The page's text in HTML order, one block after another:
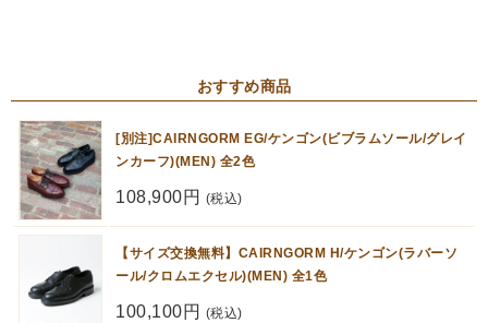
おすすめ商品
[別注]CAIRNGORM EG/ケンゴン(ビブラムソール/グレイ
ンカーフ)(MEN) 全2色
108,900円 (税込)
【サイズ交換無料】CAIRNGORM H/ケンゴン(ラバーソ
ール/クロムエクセル)(MEN) 全1色
100,100円 (税込)